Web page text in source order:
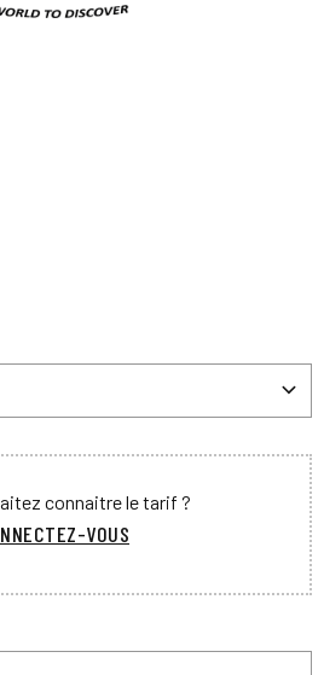
connaitre le tarif ?
VOUS